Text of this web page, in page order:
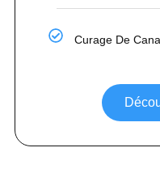
Curage De